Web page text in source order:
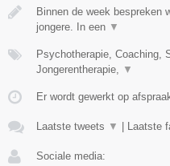
Binnen de week bespreken
jongere. In een ▼
Psychotherapie, Coaching,
Jongerentherapie, ▼
Er wordt gewerkt op
Laatste tweets ▼ Laatste
Sociale media: